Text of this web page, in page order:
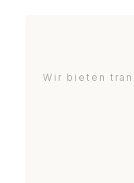
Wir bieten